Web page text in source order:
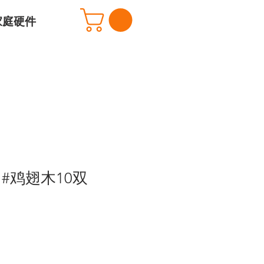
硬件
鸡翅木10双